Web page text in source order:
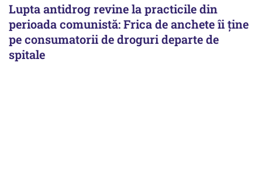
Lupta antidrog revine la practicile din
perioada comunistă: Frica de anchete îi ține
pe consumatorii de droguri departe de
spitale